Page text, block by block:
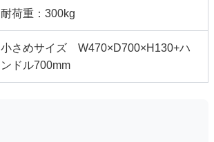
耐荷重：300kg
小さめサイズ W470×D700×H130+ハ
ンドル700mm